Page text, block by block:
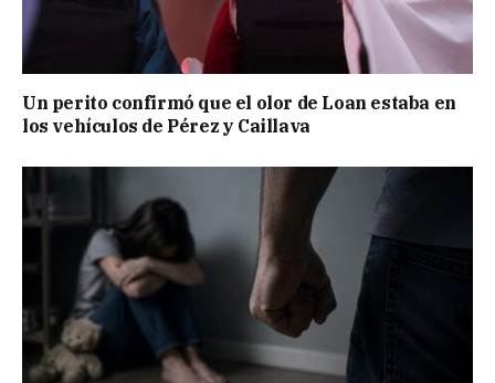
Un perito confirmó que el olor de Loan estaba en
los vehículos de Pérez y Caillava